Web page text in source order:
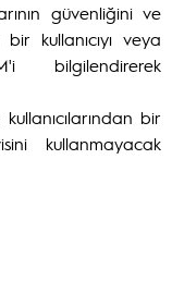
güvenliğini ve
kullanıcıyı veya
bilgilendirerek
bir
kullanmayacak